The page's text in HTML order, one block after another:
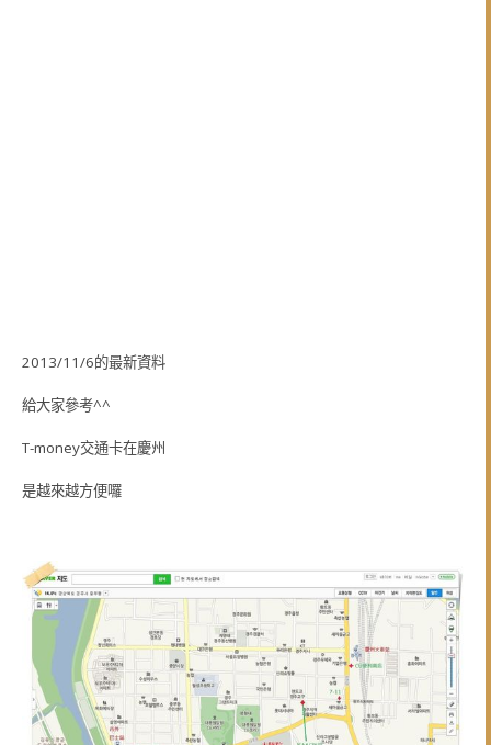
2013/11/6的最新資料
給大家參考^^
T-money交通卡在慶州
是越來越方便囉